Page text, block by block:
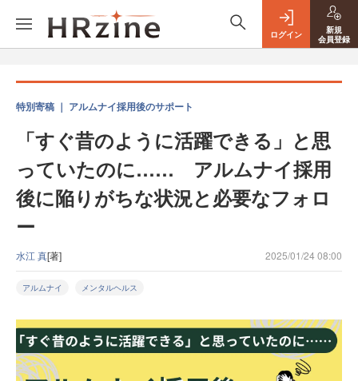
ログイン
新規
会員登録
特別寄稿 ｜ アルムナイ採用後のサポート
「すぐ昔のように活躍できる」と思
っていたのに…… アルムナイ採用
後に陥りがちな状況と必要なフォロ
ー
水江 真[著] 2025/01/24 08:00
アルムナイ メンタルヘルス